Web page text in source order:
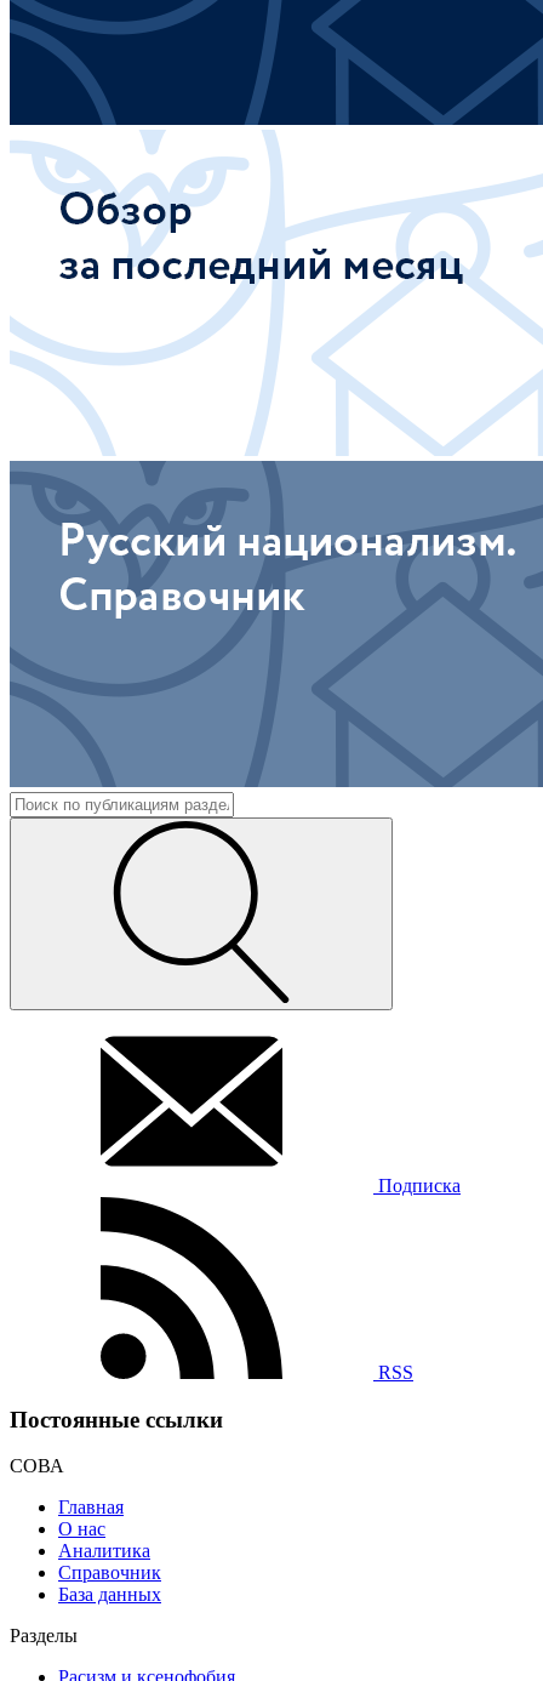
Подписка
RSS
Постоянные ссылки
СОВА
Главная
О нас
Аналитика
Справочник
База данных
Разделы